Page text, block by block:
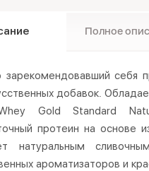
Полное
зарекомендовавший себя
добавок.
Gold Standard
протеин на основе
натуральным
ароматизаторов и